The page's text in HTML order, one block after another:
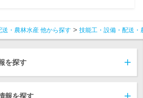
・農林水産 他から探す 技能工・設備・配送・
を探す
報を探す